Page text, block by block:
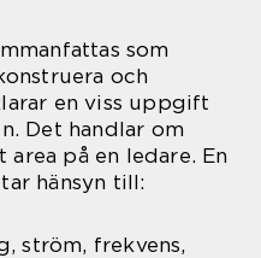
som
och
en viss uppgift
Det handlar om
på en ledare. En
hänsyn till:
ström, frekvens,